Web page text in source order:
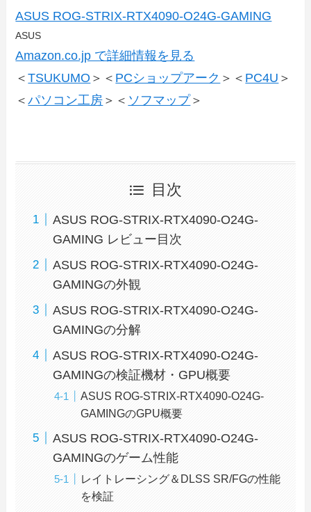
ASUS ROG-STRIX-RTX4090-O24G-GAMING
ASUS
Amazon.co.jp で詳細情報を見る
＜TSUKUMO ＞＜ PCショップアーク ＞＜ PC4U ＞
＜パソコン工房 ＞＜ ソフマップ＞
目次
ASUS ROG-STRIX-RTX4090-O24G-
GAMING レビュー目次
ASUS ROG-STRIX-RTX4090-O24G-
GAMINGの外観
ASUS ROG-STRIX-RTX4090-O24G-
GAMINGの分解
ASUS ROG-STRIX-RTX4090-O24G-
GAMINGの検証機材・GPU概要
ASUS ROG-STRIX-RTX4090-O24G-
GAMINGのGPU概要
ASUS ROG-STRIX-RTX4090-O24G-
GAMINGのゲーム性能
レイトレーシング＆DLSS SR/FGの性能
を検証